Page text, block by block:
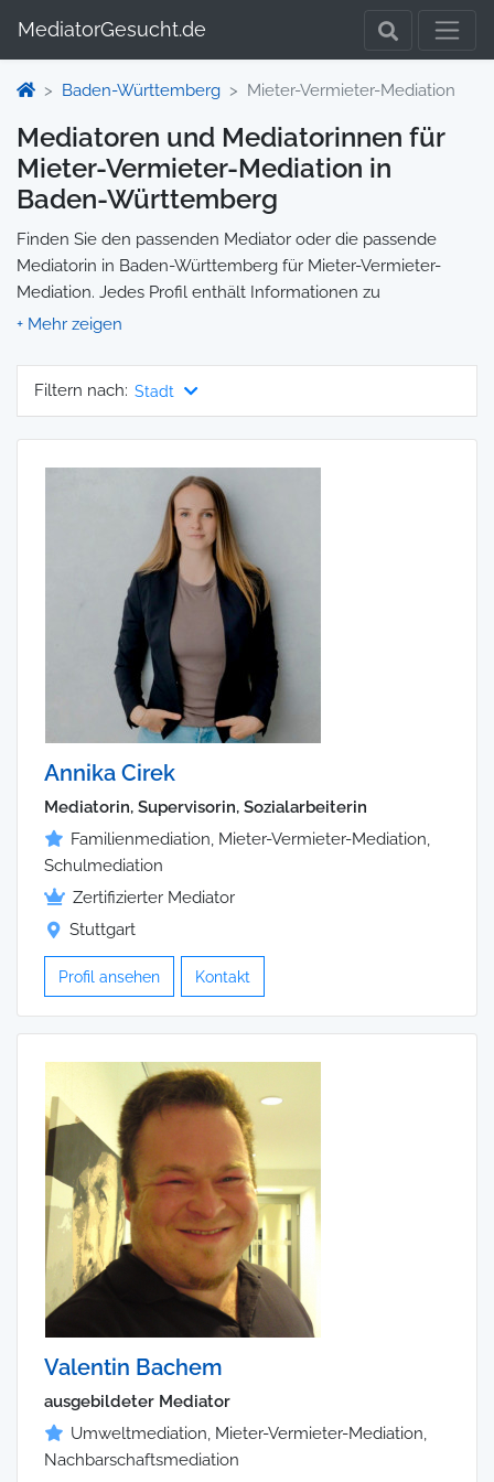
MediatorGesucht.de
Baden-Württemberg Mieter-Vermieter-Mediation
Mediatoren und Mediatorinnen für
Mieter-Vermieter-Mediation in
Baden-Württemberg
Finden Sie den passenden Mediator oder die passende
Mediatorin in Baden-Württemberg für Mieter-Vermieter-
Mediation. Jedes Profil enthält Informationen zu
Qualifikationen und Spezialisierungen, sodass Sie gezielt die
kontaktieren können. Wir selbst vermitteln keine
Mediationen, sondern stellen die Plattform zur Verfügung,
Filtern nach: Stadt
Annika Cirek
Mediatorin, Supervisorin, Sozialarbeiterin
Familienmediation, Mieter-Vermieter-Mediation,
Schulmediation
Zertifizierter Mediator
Stuttgart
Profil ansehen Kontakt
Valentin Bachem
ausgebildeter Mediator
Umweltmediation, Mieter-Vermieter-Mediation,
Nachbarschaftsmediation